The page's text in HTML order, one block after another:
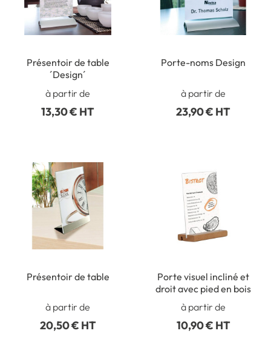
Présentoir de table
´Design´
à partir de
13,30 € HT
Porte-noms Design
à partir de
23,90 € HT
Présentoir de table
à partir de
20,50 € HT
Porte visuel incliné et
droit avec pied en bois
à partir de
10,90 € HT